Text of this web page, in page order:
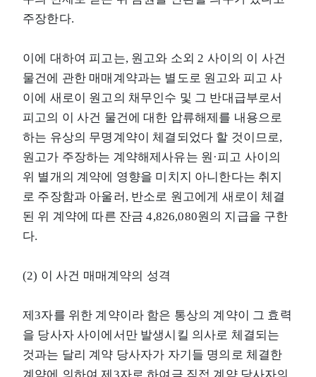
주장한다.
이에 대하여 피고는, 원고와 소외 2 사이의 이 사건
물건에 관한 매매계약과는 별도로 원고와 피고 사
이에 새로이 원고의 채무인수 및 그 반대급부로서
피고의 이 사건 물건에 대한 압류해제를 내용으로
하는 유상의 무명계약이 체결되었다 할 것이므로,
원고가 주장하는 계약해제사유는 원·피고 사이의
위 별개의 계약에 영향을 미치지 아니한다는 취지
로 주장함과 아울러, 반소로 원고에게 새로이 체결
된 위 계약에 따른 잔금 4,826,080원의 지급을 구한
다.
(2) 이 사건 매매계약의 성격
제3자를 위한 계약이라 함은 통상의 계약이 그 효력
을 당사자 사이에서만 발생시킬 의사로 체결되는
것과는 달리 계약 당사자가 자기들 명의로 체결한
계약에 의하여 제3자로 하여금 직접 계약 당사자의